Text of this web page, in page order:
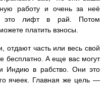
работу и очень за неё
это лифт в рай. Потом
платить взносы.
часть или весь свой
бесплатно. А еще вас могут
Индию в рабство. Они это
ячеек. Главная же цель —